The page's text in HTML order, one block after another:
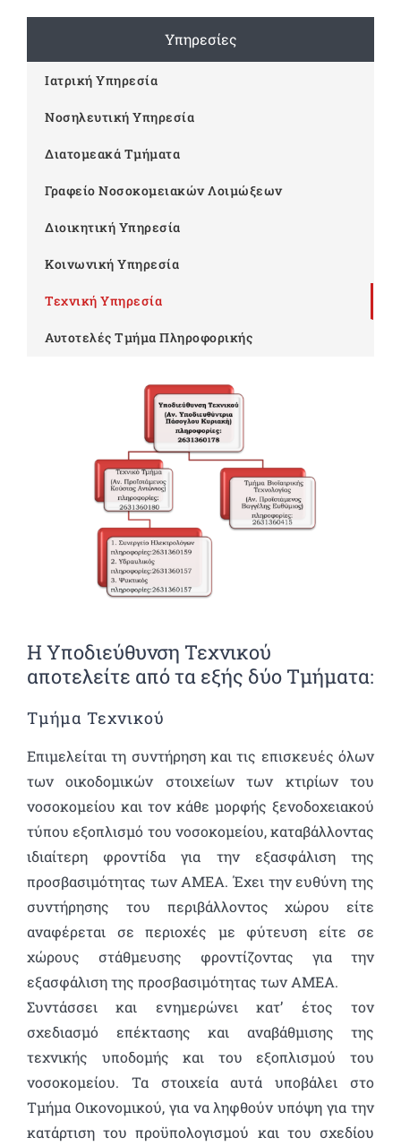
Υπηρεσίες
Ιατρική Υπηρεσία
Νοσηλευτική Υπηρεσία
Διατομεακά Τμήματα
Γραφείο Νοσοκομειακών Λοιμώξεων
Διοικητική Υπηρεσία
Κοινωνική Υπηρεσία
Τεχνική Υπηρεσία
Αυτοτελές Τμήμα Πληροφορικής
Η Υποδιεύθυνση Τεχνικού
αποτελείτε από τα εξής δύο Τμήματα:
Τμήμα Τεχνικού
Επιμελείται τη συντήρηση και τις επισκευές όλων
των οικοδομικών στοιχείων των κτιρίων του
νοσοκομείου και τον κάθε μορφής ξενοδοχειακού
τύπου εξοπλισμό του νοσοκομείου, καταβάλλοντας
ιδιαίτερη φροντίδα για την εξασφάλιση της
προσβασιμότητας των ΑΜΕΑ. Έχει την ευθύνη της
συντήρησης του περιβάλλοντος χώρου είτε
αναφέρεται σε περιοχές με φύτευση είτε σε
χώρους στάθμευσης φροντίζοντας για την
εξασφάλιση της προσβασιμότητας των ΑΜΕΑ.
Συντάσσει και ενημερώνει κατ’ έτος τον
σχεδιασμό επέκτασης και αναβάθμισης της
τεχνικής υποδομής και του εξοπλισμού του
νοσοκομείου. Τα στοιχεία αυτά υποβάλει στο
Τμήμα Οικονομικού, για να ληφθούν υπόψη για την
κατάρτιση του προϋπολογισμού και του σχεδίου